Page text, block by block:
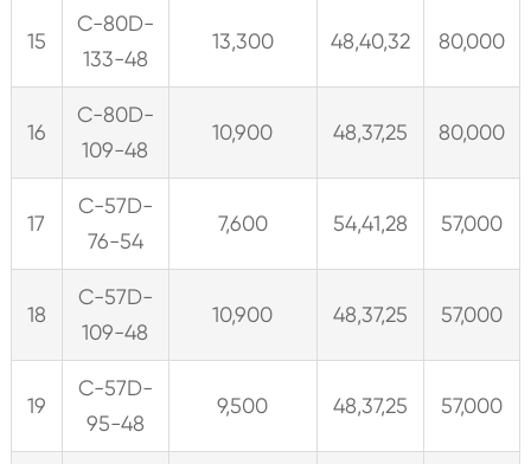
15
C-80D-
133-48
13,300 48,40,32 80,000
16
C-80D-
109-48
10,900 48,37,25 80,000
17
C-57D-
76-54
7,600 54,41,28 57,000
18
C-57D-
109-48
10,900 48,37,25 57,000
19
C-57D-
95-48
9,500 48,37,25 57,000